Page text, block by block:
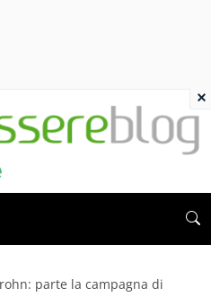
parte la campagna di
×